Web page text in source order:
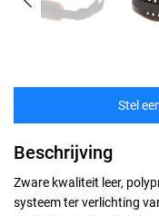
Stel
Beschrijving
Zware kwaliteit leer,
systeem ter verlichting